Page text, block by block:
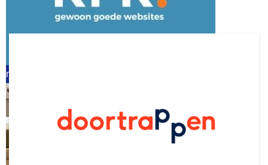
word vrijwilliger (1)
refreshed webdesign putten